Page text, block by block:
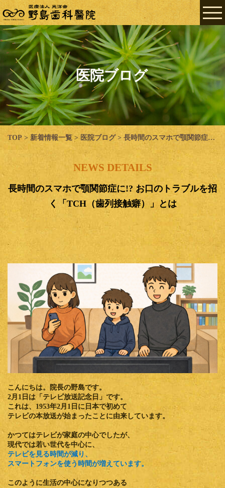
医院ブログ
TOP > 新着情報一覧 > 医院ブログ> 長時間のスマホで顎関節症に!? お口のトラブルを招く「TCH（歯列接触癖）」とは
NEWS DETAILS
長時間のスマホで顎関節症に!? お口のトラブルを招
く「TCH（歯列接触癖）」とは
こんにちは。院長の野島です。
2月1日は 「テレビ放送記念日」 です。
これは、1953年2月1日に日本で初めて
テレビの本放送が始まったことに由来しています。
かつてはテレビが家庭の中心でしたが、
現代では若い世代を中心に、
テレビを見る時間が減り、
スマートフォンを使う時間が増えています。
このように生活の中心になりつつある